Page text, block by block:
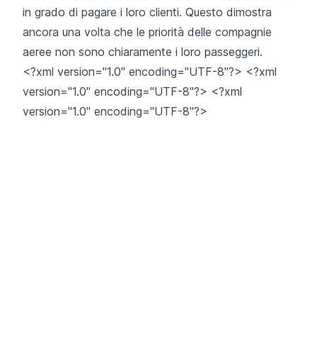
in grado di pagare i loro clienti. Questo dimostra
ancora una volta che le priorità delle compagnie
aeree non sono chiaramente i loro passeggeri.
<?xml version="1.0" encoding="UTF-8"?> <?xml
version="1.0" encoding="UTF-8"?> <?xml
version="1.0" encoding="UTF-8"?>